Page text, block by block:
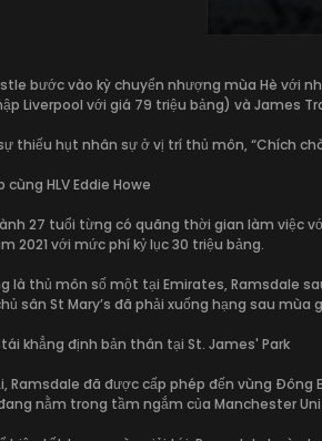
bước vào kỳ chuyển nhượng mùa Hè với
Liverpool với giá 79 triệu bảng) và James
thiếu hụt nhân sự ở vị trí thủ môn, “Chích
cùng HLV Eddie Howe
27 tuổi từng có quãng thời gian làm việc
2021 với mức phí kỷ lục 30 triệu bảng.
là thủ môn số một tại Emirates, Ramsdale
sân St Mary’s đã phải xuống hạng sau
khẳng định bản thân tại St. James' Park
Ramsdale đã được cấp phép đến vùng
nằm trong tầm ngắm của Manchester